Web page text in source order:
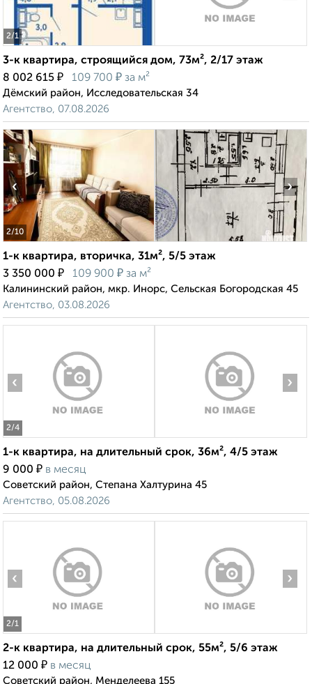
2/1
3-к квартира, строящийся дом, 73м², 2/17 этаж
8 002 615 ₽ 109 700 ₽ за м²
Дёмский район, Исследовательская 34
Агентство, 07.08.2026
2/10
‹ ›
1-к квартира, вторичка, 31м², 5/5 этаж
3 350 000 ₽ 109 900 ₽ за м²
Калининский район, мкр. Инорс, Сельская Богородская 45
Агентство, 03.08.2026
2/4
‹ ›
1-к квартира, на длительный срок, 36м², 4/5 этаж
9 000 ₽ в месяц
Советский район, Степана Халтурина 45
Агентство, 05.08.2026
2/1
‹ ›
2-к квартира, на длительный срок, 55м², 5/6 этаж
12 000 ₽ в месяц
Советский район, Менделеева 155